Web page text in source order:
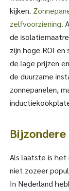
kijken.
zelfvoorziening.
de
zijn hoge ROI en
de lage prijzen
de duurzame
zonnepanelen,
Als laatste is het
niet zozeer
In Nederland